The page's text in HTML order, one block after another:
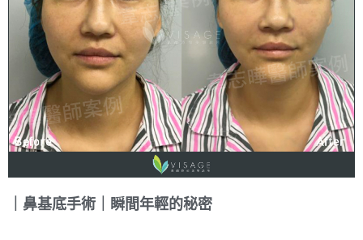
｜鼻基底手術｜瞬間年輕的秘密